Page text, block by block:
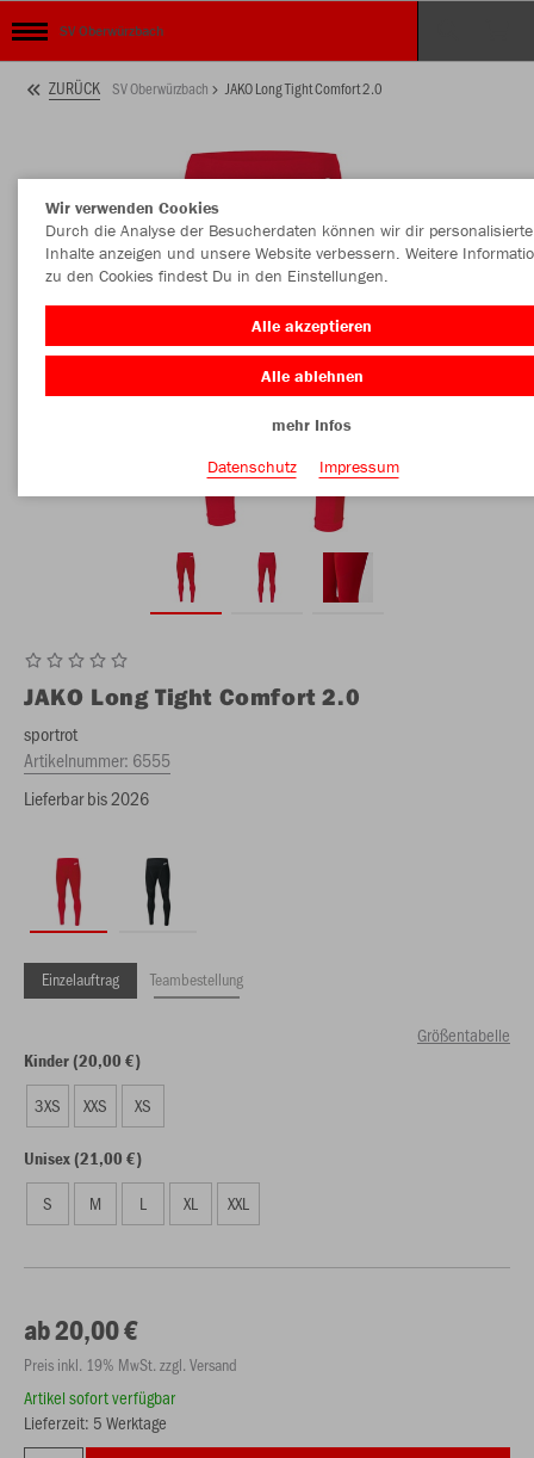
SV Oberwürzbach
ZURÜCK SV Oberwürzbach JAKO Long Tight Comfort 2.0
JAKO Long Tight Comfort 2.0
sportrot
Artikelnummer: 6555
Lieferbar bis 2026
Einzelauftrag Teambestellung
Größentabelle
Kinder (20,00 €)
3XS XXS XS
Unisex (21,00 €)
S M L XL XXL
ab 20,00 €
Preis inkl. 19% MwSt. zzgl. Versand
Artikel sofort verfügbar
Lieferzeit: 5 Werktage
Wir verwenden Cookies
Durch die Analyse der Besucherdaten können wir dir personalisierte
Inhalte anzeigen und unsere Website verbessern. Weitere
zu den Cookies findest Du in den Einstellungen.
Alle akzeptieren
Alle ablehnen
mehr Infos
Datenschutz
Impressum